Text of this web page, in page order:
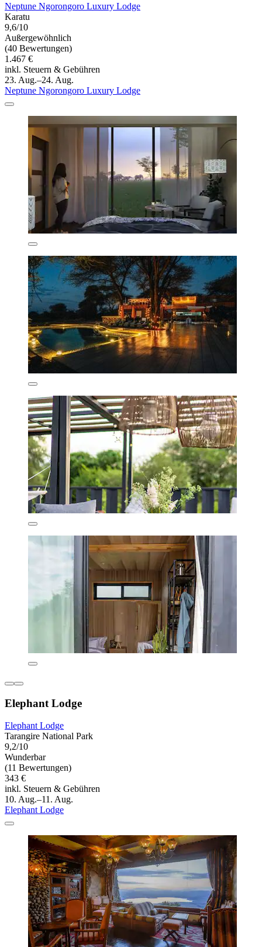
Neptune Ngorongoro Luxury Lodge
Karatu
9,6/10
Außergewöhnlich
(40 Bewertungen)
1.467 €
inkl. Steuern & Gebühren
23. Aug.–24. Aug.
Neptune Ngorongoro Luxury Lodge
Elephant Lodge
Elephant Lodge
Tarangire National Park
9,2/10
Wunderbar
(11 Bewertungen)
343 €
inkl. Steuern & Gebühren
10. Aug.–11. Aug.
Elephant Lodge